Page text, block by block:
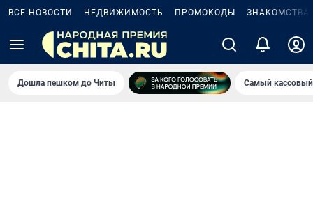
ВСЕ НОВОСТИ НЕДВИЖИМОСТЬ ПРОМОКОДЫ ЗНАКОМСТВА
Дошла пешком до Читы Самый